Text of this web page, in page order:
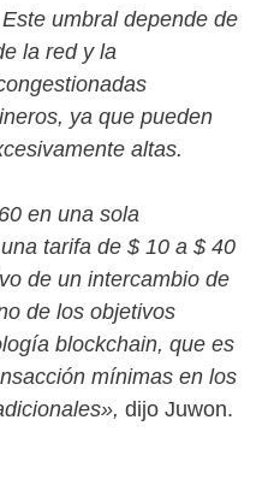
umbral depende de
la red y la
ya que pueden
altas.
en una sola
tarifa de $ 10 a $ 40
de un intercambio de
de los objetivos
blockchain, que es
mínimas en los
dijo Juwon.